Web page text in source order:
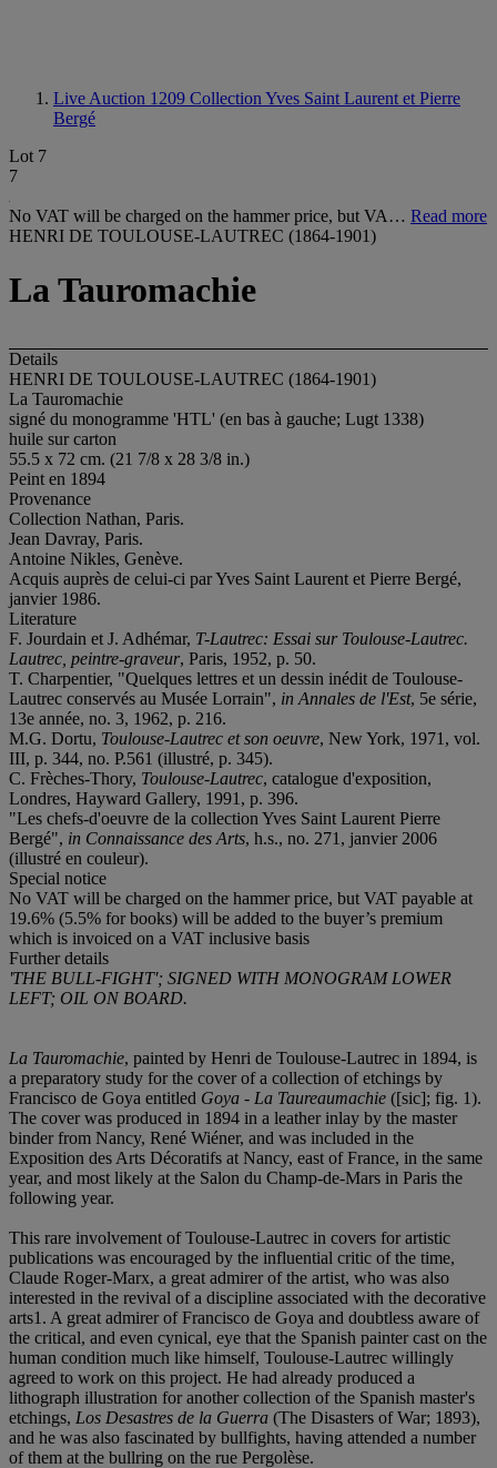
Live Auction 1209 Collection Yves Saint Laurent et Pierre
Bergé
Lot 7
7
No VAT will be charged on the hammer price, but VA… Read more
HENRI DE TOULOUSE-LAUTREC (1864-1901)
La Tauromachie
Details
HENRI DE TOULOUSE-LAUTREC (1864-1901)
La Tauromachie
signé du monogramme 'HTL' (en bas à gauche; Lugt 1338)
huile sur carton
55.5 x 72 cm. (21 7/8 x 28 3/8 in.)
Peint en 1894
Provenance
Collection Nathan, Paris.
Jean Davray, Paris.
Antoine Nikles, Genève.
Acquis auprès de celui-ci par Yves Saint Laurent et Pierre Bergé,
janvier 1986.
Literature
F. Jourdain et J. Adhémar, T-Lautrec: Essai sur Toulouse-Lautrec.
Lautrec, peintre-graveur, Paris, 1952, p. 50.
T. Charpentier, "Quelques lettres et un dessin inédit de Toulouse-
Lautrec conservés au Musée Lorrain", in Annales de l'Est, 5e série,
13e année, no. 3, 1962, p. 216.
M.G. Dortu, Toulouse-Lautrec et son oeuvre, New York, 1971, vol.
III, p. 344, no. P.561 (illustré, p. 345).
C. Frèches-Thory, Toulouse-Lautrec, catalogue d'exposition,
Londres, Hayward Gallery, 1991, p. 396.
"Les chefs-d'oeuvre de la collection Yves Saint Laurent Pierre
Bergé", in Connaissance des Arts, h.s., no. 271, janvier 2006
(illustré en couleur).
Special notice
No VAT will be charged on the hammer price, but VAT payable at
19.6% (5.5% for books) will be added to the buyer’s premium
which is invoiced on a VAT inclusive basis
Further details
'THE BULL-FIGHT'; SIGNED WITH MONOGRAM LOWER
LEFT; OIL ON BOARD.
La Tauromachie, painted by Henri de Toulouse-Lautrec in 1894, is
a preparatory study for the cover of a collection of etchings by
Francisco de Goya entitled Goya - La Taureaumachie ([sic]; fig. 1).
The cover was produced in 1894 in a leather inlay by the master
binder from Nancy, René Wiéner, and was included in the
Exposition des Arts Décoratifs at Nancy, east of France, in the same
year, and most likely at the Salon du Champ-de-Mars in Paris the
following year.
This rare involvement of Toulouse-Lautrec in covers for artistic
publications was encouraged by the influential critic of the time,
Claude Roger-Marx, a great admirer of the artist, who was also
interested in the revival of a discipline associated with the decorative
arts1. A great admirer of Francisco de Goya and doubtless aware of
the critical, and even cynical, eye that the Spanish painter cast on the
human condition much like himself, Toulouse-Lautrec willingly
agreed to work on this project. He had already produced a
lithograph illustration for another collection of the Spanish master's
etchings, Los Desastres de la Guerra (The Disasters of War; 1893),
and he was also fascinated by bullfights, having attended a number
of them at the bullring on the rue Pergolèse.